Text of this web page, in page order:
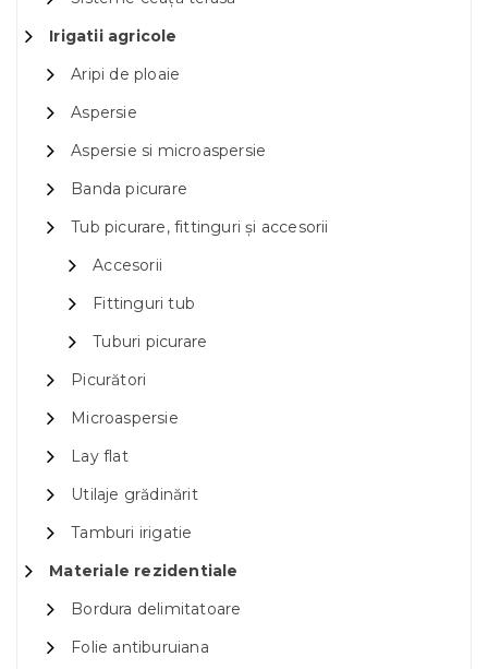
Irigatii agricole
Aripi de ploaie
Aspersie
Aspersie si microaspersie
Banda picurare
Tub picurare, fittinguri și accesorii
Accesorii
Fittinguri tub
Tuburi picurare
Picurători
Microaspersie
Lay flat
Utilaje grădinărit
Tamburi irigatie
Materiale rezidentiale
Bordura delimitatoare
Folie antiburuiana